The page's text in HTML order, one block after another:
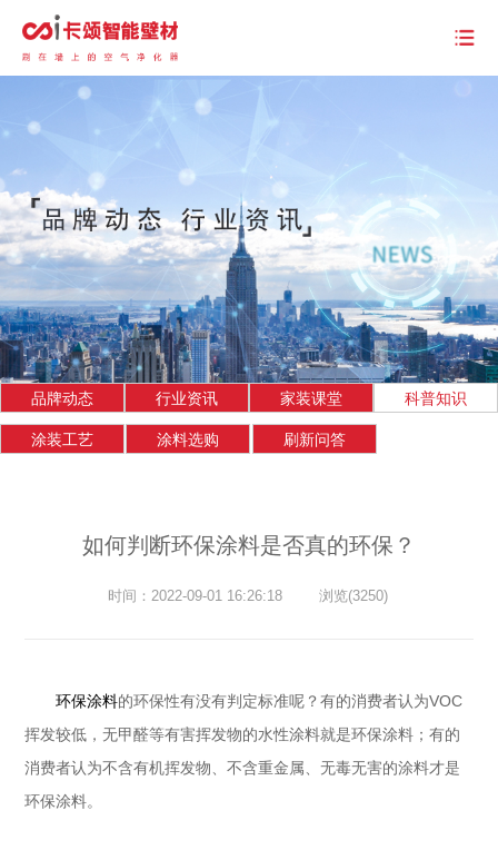
品牌动态 行业资讯 家装课堂 科普知识
涂装工艺 涂料选购 刷新问答
如何判断环保涂料是否真的环保？
时间：2022-09-01 16:26:18 浏览(3250)
环保涂料的环保性有没有判定标准呢？有的消费者认为VOC
挥发较低，无甲醛等有害挥发物的水性涂料就是环保涂料；有的
消费者认为不含有机挥发物、不含重金属、无毒无害的涂料才是
环保涂料。